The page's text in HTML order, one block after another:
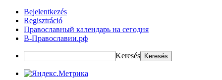
Bejelentkezés
Regisztráció
Православный календарь на сегодня
В-Православии.рф
Keresés